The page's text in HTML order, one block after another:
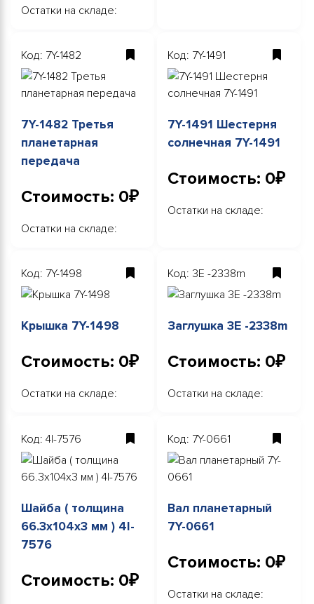
Остатки на складе:
Код: 7Y-1482
7Y-1482 Третья
планетарная
передача
Стоимость: 0₽
Остатки на складе:
Код: 7Y-1491
7Y-1491 Шестерня
солнечная 7Y-1491
Стоимость: 0₽
Остатки на складе:
Код: 7Y-1498
Крышка 7Y-1498
Стоимость: 0₽
Остатки на складе:
Код: 3E -2338m
Заглушка 3E -2338m
Стоимость: 0₽
Остатки на складе:
Код: 4I-7576
Шайба ( толщина
66.3х104х3 мм ) 4I-
7576
Стоимость: 0₽
Код: 7Y-0661
Вал планетарный
7Y-0661
Стоимость: 0₽
Остатки на складе: